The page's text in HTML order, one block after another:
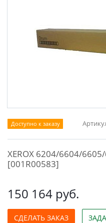
Доступно к заказу
XEROX 6204/6604/
[001R00583]
150 164 руб.
СДЕЛАТЬ ЗАКАЗ